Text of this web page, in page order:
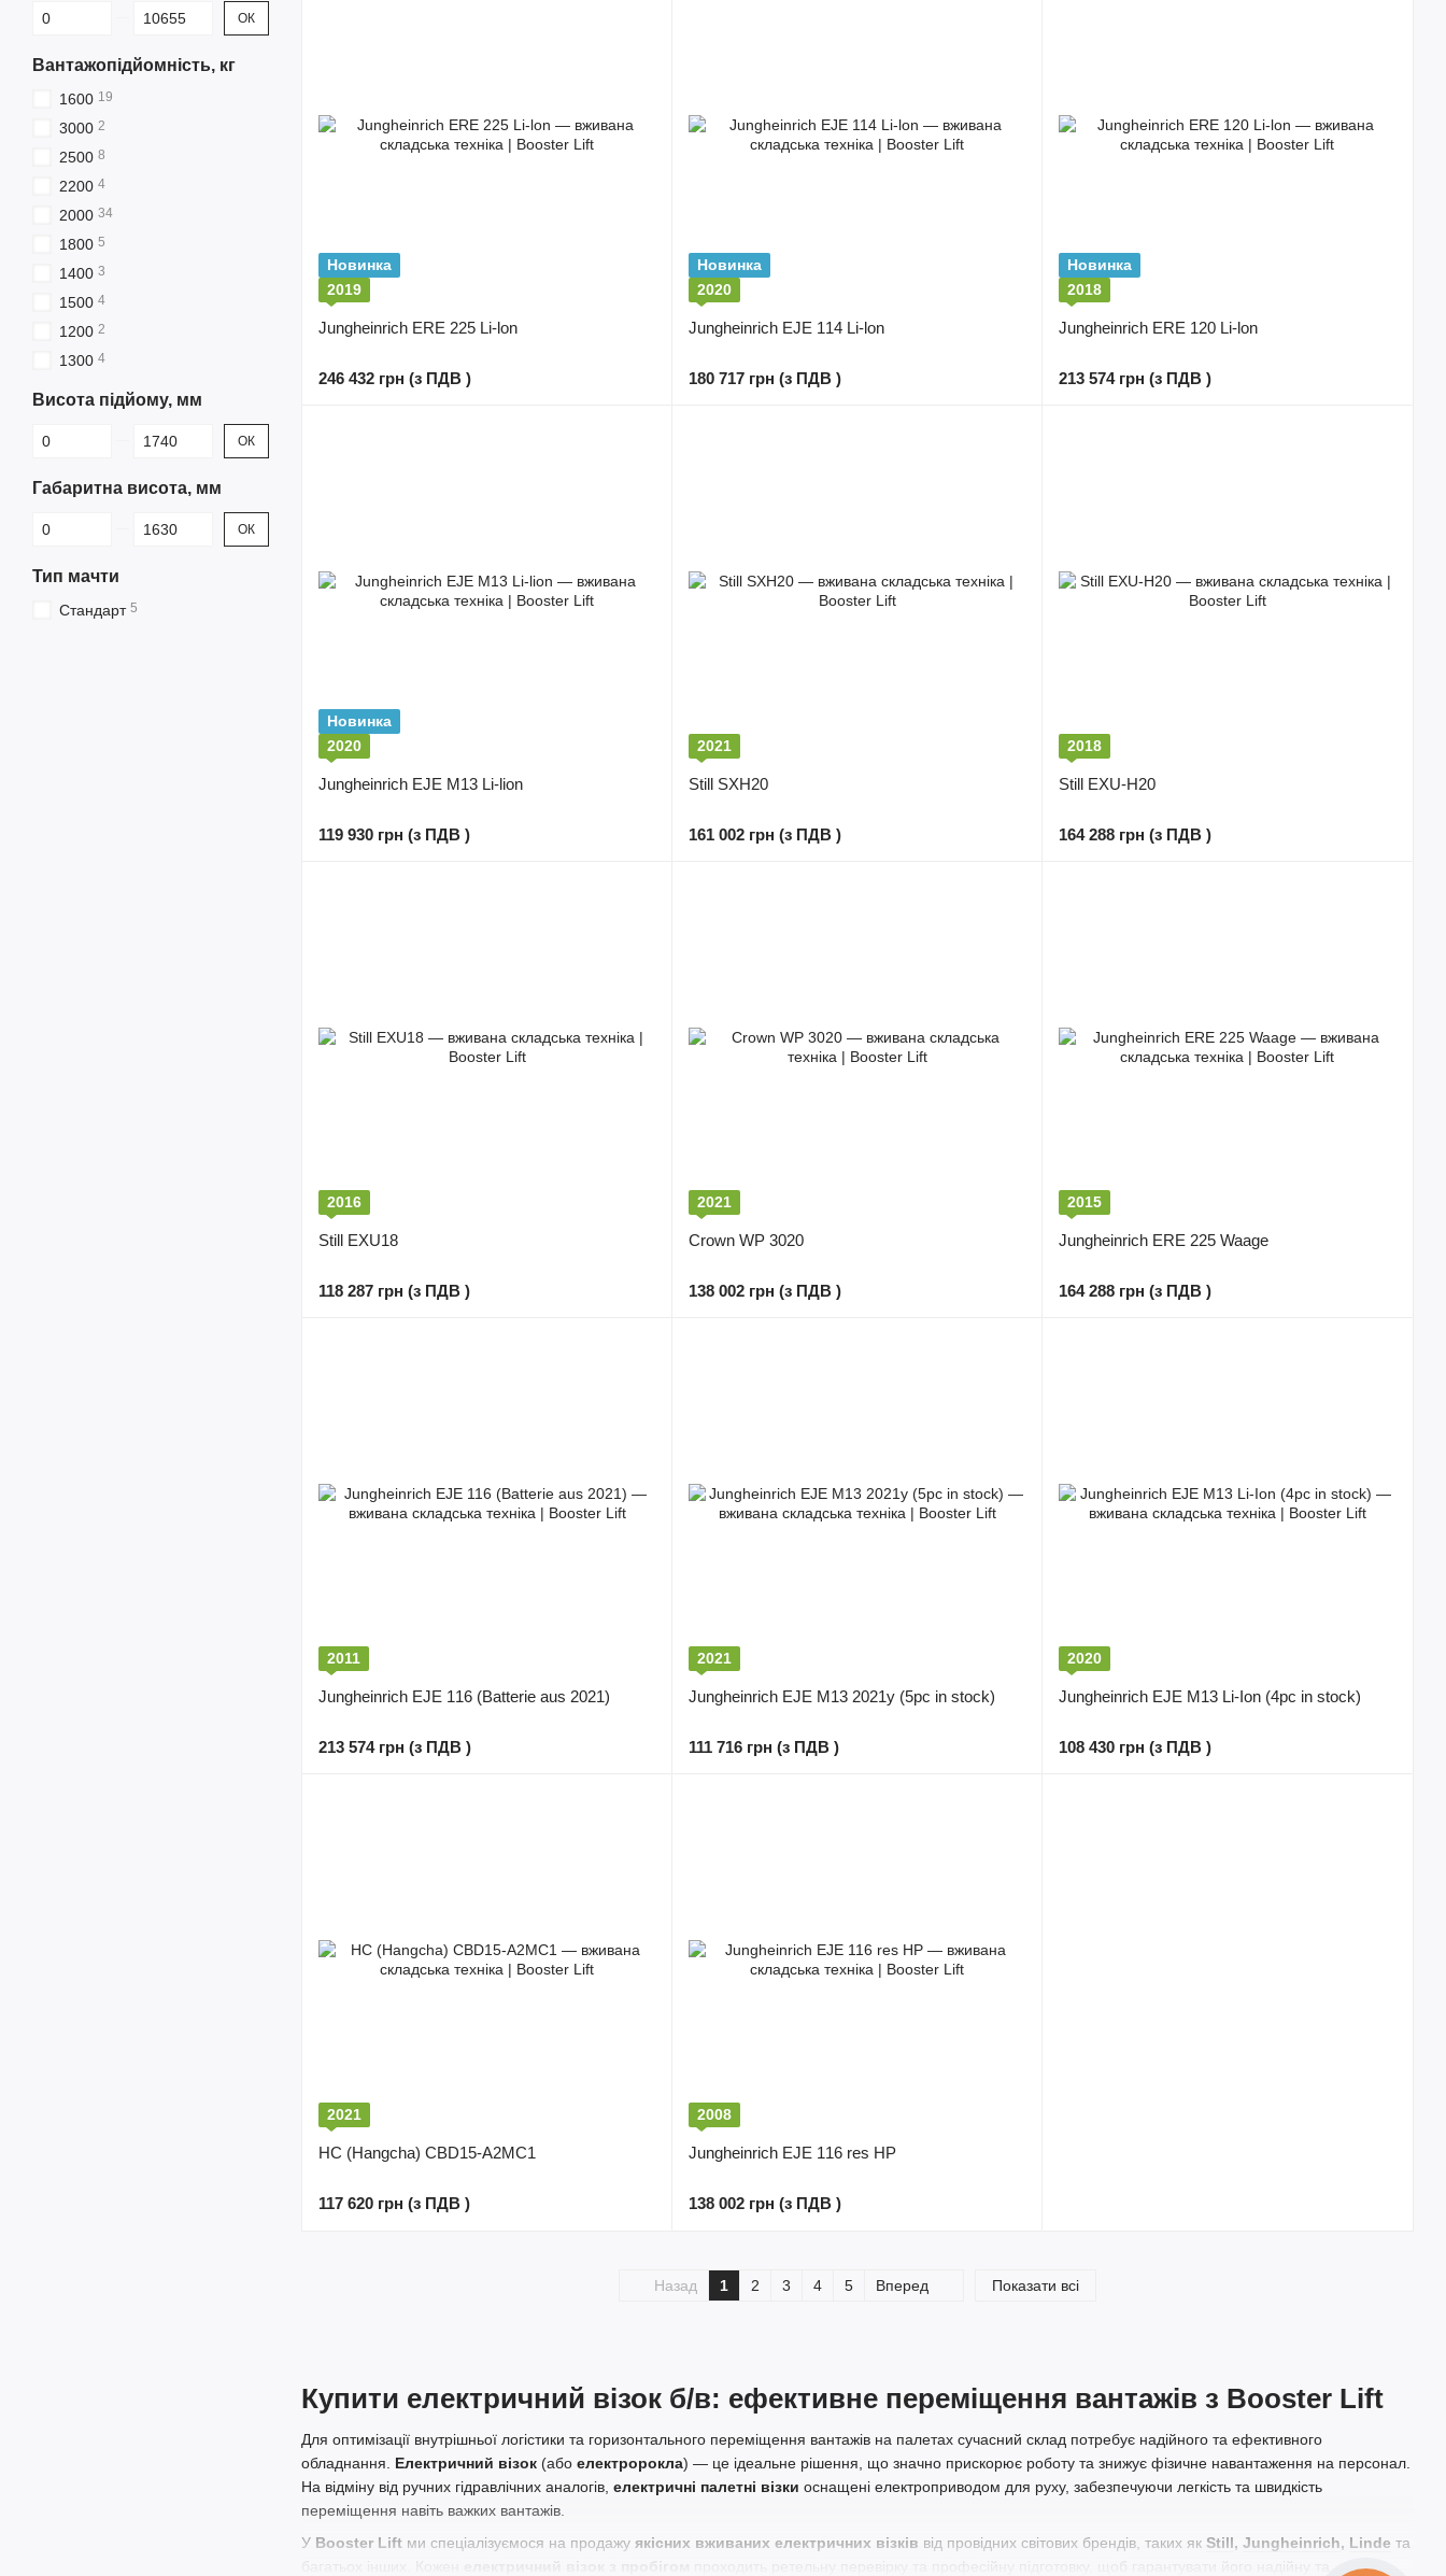
Купити електричний візок б/в: ефективне переміщення вантажів з Booster Lift
Для оптимізації внутрішньої логістики та горизонтального переміщення вантажів на палетах сучасний склад потребує надійного та ефективного
обладнання. Електричний візок (або електророкла) — це ідеальне рішення, що значно прискорює роботу та знижує фізичне навантаження на персонал.
На відміну від ручних гідравлічних аналогів, електричні палетні візки оснащені електроприводом для руху, забезпечуючи легкість та швидкість
переміщення навіть важких вантажів.
У Booster Lift ми спеціалізуємося на продажу якісних вживаних електричних візків від провідних світових брендів, таких як Still, Jungheinrich, Linde та
багатьох інших. Кожен
електричний візок з пробігом проходить ретельну перевірку та професійну підготовку, щоб гарантувати його надійну та
Новинка
2019
Jungheinrich ERE 225 Li-lon
246 432 грн (з ПДВ )
Новинка
2020
Jungheinrich EJE 114 Li-lon
180 717 грн (з ПДВ )
Новинка
2018
Jungheinrich ERE 120 Li-lon
213 574 грн (з ПДВ )
Новинка
2020
Jungheinrich EJE M13 Li-lion
119 930 грн (з ПДВ )
2021
Still SXH20
161 002 грн (з ПДВ )
2018
Still EXU-H20
164 288 грн (з ПДВ )
2016
Still EXU18
118 287 грн (з ПДВ )
2021
Crown WP 3020
138 002 грн (з ПДВ )
2015
Jungheinrich ERE 225 Waage
164 288 грн (з ПДВ )
2011
Jungheinrich EJE 116 (Batterie aus 2021)
213 574 грн (з ПДВ )
2021
Jungheinrich EJE M13 2021y (5pc in stock)
111 716 грн (з ПДВ )
2020
Jungheinrich EJE M13 Li-Ion (4pc in stock)
108 430 грн (з ПДВ )
2021
HC (Hangcha) CBD15-A2MC1
117 620 грн (з ПДВ )
2008
Jungheinrich EJE 116 res HP
138 002 грн (з ПДВ )
Назад 1 2 3 4 5 Вперед Показати всі
Від Мотогодини
До Мотогодини ОК
Вантажопідйомність, кг
1600 19
3000 2
2500 8
2200 4
2000 34
1800 5
1400 3
1500 4
1200 2
1300 4
Висота підйому, мм
Від Висота підйому, мм
До Висота підйому, мм ОК
Габаритна висота, мм
Від Габаритна висота, мм
До Габаритна висота, мм ОК
Тип мачти
Cтандарт 5